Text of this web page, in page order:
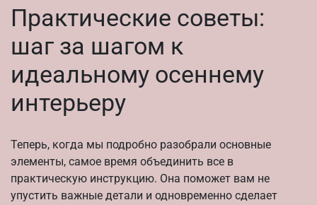
Практические советы:
шаг за шагом к
идеальному осеннему
интерьеру
Теперь, когда мы подробно разобрали основные
элементы, самое время объединить все в
практическую инструкцию. Она поможет вам не
упустить важные детали и одновременно сделает